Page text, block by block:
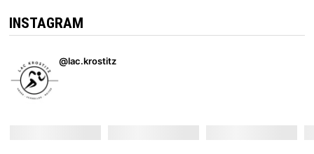
INSTAGRAM
@lac.krostitz